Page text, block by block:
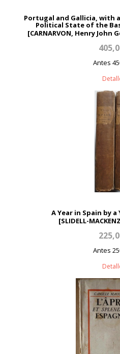
Portugal and Gallicia, with
Political State of the
[CARNARVON, Henry
Antes
A Year in Spain by
[SLIDELL-
Antes